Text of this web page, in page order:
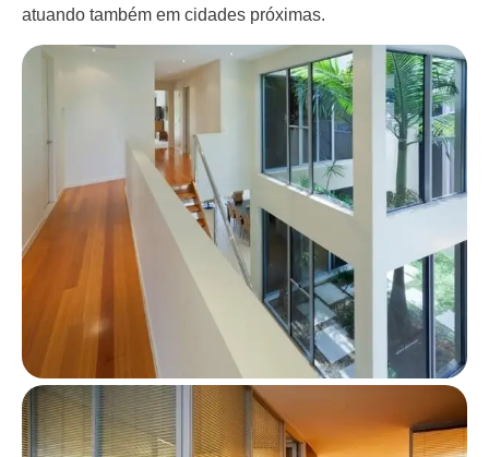
atuando também em cidades próximas.